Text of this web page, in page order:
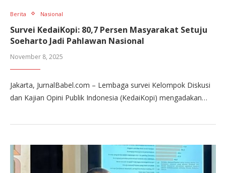
Berita Nasional
Survei KedaiKopi: 80,7 Persen Masyarakat Setuju
Soeharto Jadi Pahlawan Nasional
November 8, 2025
Jakarta, JurnalBabel.com – Lembaga survei Kelompok Diskusi
dan Kajian Opini Publik Indonesia (KedaiKopi) mengadakan…